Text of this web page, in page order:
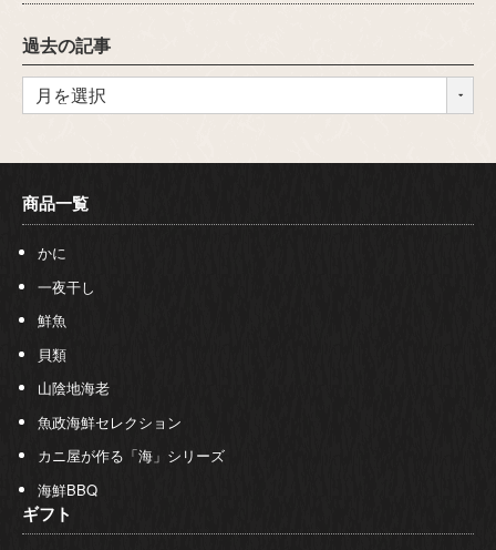
過去の記事
商品一覧
かに
一夜干し
鮮魚
貝類
山陰地海老
魚政海鮮セレクション
カニ屋が作る「海」シリーズ
海鮮BBQ
ギフト